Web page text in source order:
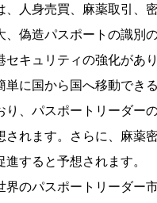
、人身売買、麻薬取引、
、偽造パスポートの識別
キュリティの強化があり
単に国から国へ移動でき
り、パスポートリーダー
されます。さらに、麻薬
すると予想されます。
界のパスポートリーダー